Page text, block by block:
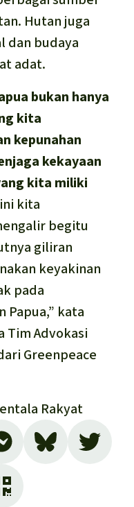
Hutan juga
dan budaya
adat.
bukan hanya
kita
kepunahan
kekayaan
kita miliki
kita
begitu
giliran
keyakinan
pada
Papua,” kata
Tim Advokasi
Greenpeace
Rakyat